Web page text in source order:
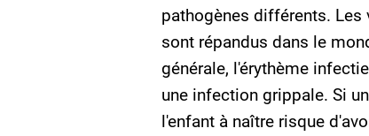
pathogènes différents. Les
sont répandus dans le
générale, l'érythème
une infection grippale. Si
l'enfant à naître risque